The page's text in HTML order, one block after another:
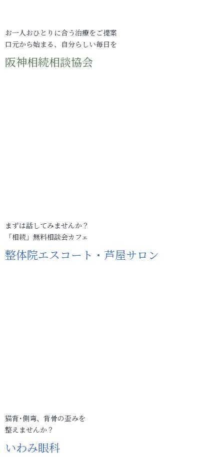
お一人おひとりに合う治療をご提案
口元から始まる、自分らしい毎日を
阪神相続相談協会
まずは話してみませんか？
「相続」無料相談会カフェ
整体院エスコート・芦屋サロン
猫背･側弯、背骨の歪みを
整えませんか？
いわみ眼科